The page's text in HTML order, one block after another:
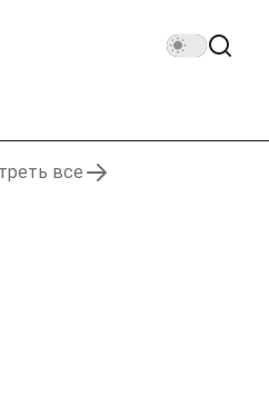
все